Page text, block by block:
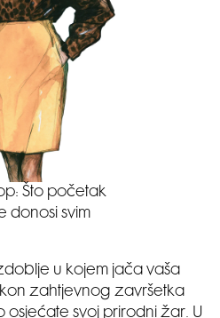
Što početak
donosi svim
u kojem jača vaša
zahtjevnog završetka
svoj prirodni žar. U